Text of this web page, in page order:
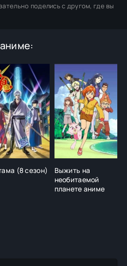
поделись с другом, где вы
(8 сезон)
Выжить на
необитаемой
планете аниме